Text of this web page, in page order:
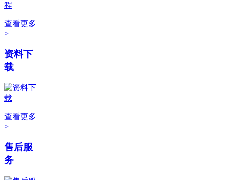
查看更多
>
资料下
载
查看更多
>
售后服
务